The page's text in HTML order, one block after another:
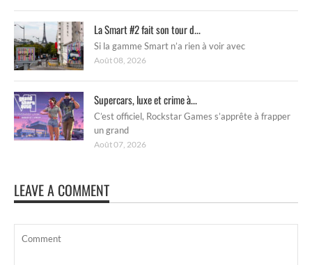
La Smart #2 fait son tour d...
Si la gamme Smart n’a rien à voir avec
Août 08, 2026
Supercars, luxe et crime à...
C’est officiel, Rockstar Games s’apprête à frapper
un grand
Août 07, 2026
LEAVE A COMMENT